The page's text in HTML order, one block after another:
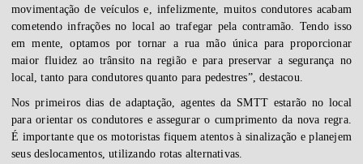
movimentação de veículos e, infelizmente, muitos condutores acabam
cometendo infrações no local ao trafegar pela contramão. Tendo isso
em mente, optamos por tornar a rua mão única para proporcionar
maior fluidez ao trânsito na região e para preservar a segurança no
local, tanto para condutores quanto para pedestres”, destacou.
Nos primeiros dias de adaptação, agentes da SMTT estarão no local
para orientar os condutores e assegurar o cumprimento da nova regra.
É importante que os motoristas fiquem atentos à sinalização e planejem
seus deslocamentos, utilizando rotas alternativas.